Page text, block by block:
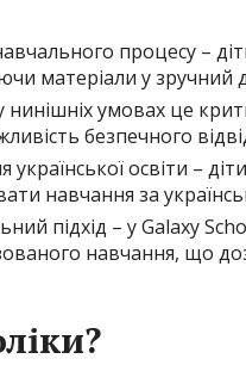
процесу –
матеріали у зручний
нинішніх умовах це
безпечного
української освіти –
навчання за
підхід – у Galaxy
навчання, що